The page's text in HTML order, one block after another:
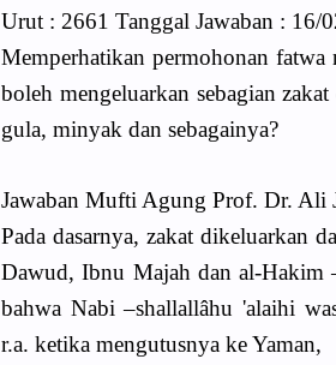
Urut : 2661 Tanggal Jawaban : 16/
Memperhatikan permohonan
boleh mengeluarkan sebagian
gula, minyak dan sebagainya?
Jawaban Mufti Agung Prof. Dr. Ali
Pada dasarnya, zakat dikeluarkan
Dawud, Ibnu Majah dan al-Hakim
bahwa Nabi –shallallâhu 'alaihi
r.a. ketika mengutusnya ke Yaman,